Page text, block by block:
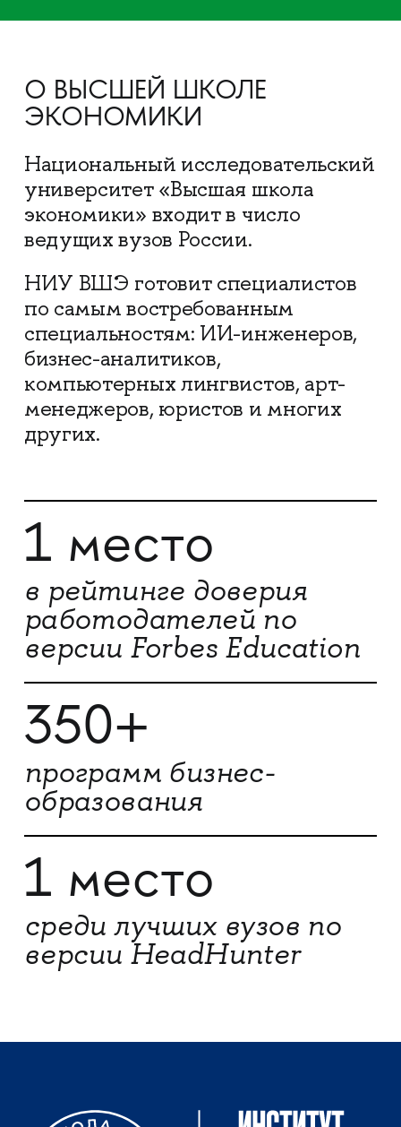
О ВЫСШЕЙ ШКОЛЕ
ЭКОНОМИКИ
Национальный исследовательский
университет «Высшая школа
экономики» входит в число
ведущих вузов России.
НИУ ВШЭ готовит специалистов
по самым востребованным
специальностям: ИИ-инженеров,
бизнес-аналитиков,
компьютерных лингвистов, арт-
менеджеров, юристов и многих
других.
1 место
в рейтинге доверия
работодателей по
версии Forbes Education
350+
программ бизнес-
образования
1 место
среди лучших вузов по
версии HeadHunter